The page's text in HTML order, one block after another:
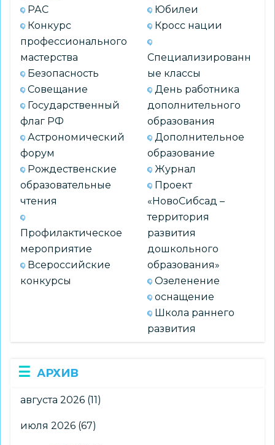
РАС
Конкурс
профессионального
мастерства
Безопасность
Совещание
Государственный
флаг РФ
Астрономический
форум
Рождественские
образовательные
чтения
Профилактическое
мероприятие
Всероссийские
конкурсы
Юбилеи
Кросс нации
Специализированн
ые классы
День работника
дополнительного
образования
Дополнительное
образование
Журнал
Проект
«НовоСибсад –
территория
развития
дошкольного
образования»
Озеленение
оснащение
Школа раннего
развития
АРХИВ
августа 2026 (11)
июля 2026 (67)